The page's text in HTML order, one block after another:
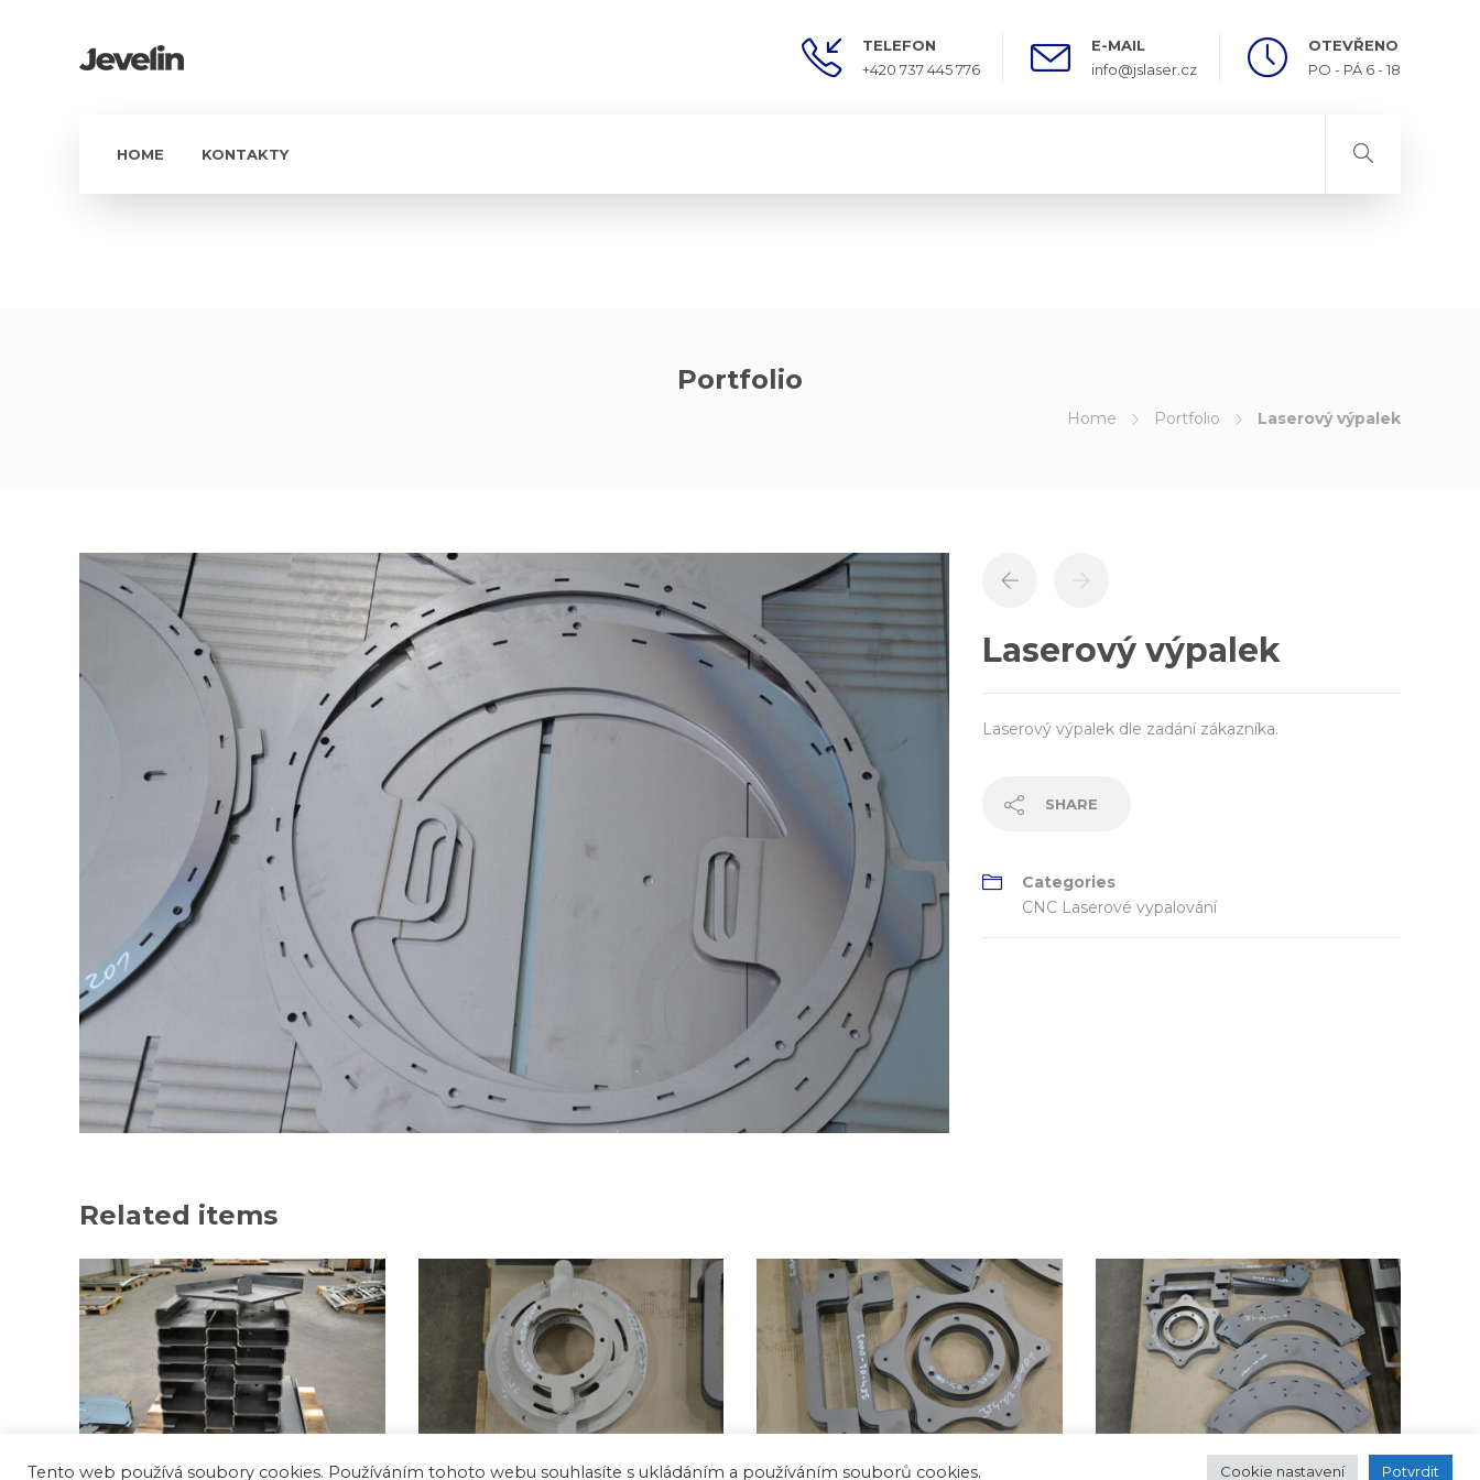
TELEFON
+420 737 445 776
E-MAIL
info@jslaser.cz
OTEVŘENO
PO - PÁ 6 - 18
HOME KONTAKTY
Portfolio
Home Portfolio Laserový výpalek
Laserový výpalek
Laserový výpalek dle zadání zákazníka.
SHARE
Categories
CNC Laserové vypalování
Related items
Tento web používá soubory cookies. Používáním tohoto webu souhlasíte s ukládáním a používáním souborů cookies. Cookie nastavení Potvrdit